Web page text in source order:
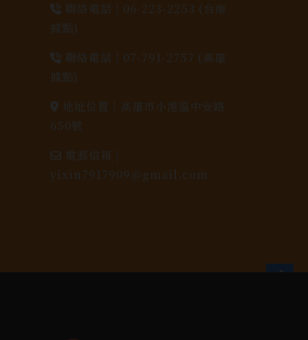
聯絡電話 | 06-223-2253 (台南
據點)
聯絡電話 | 07-791-2757 (高雄
據點)
地址位置 | 高雄市小港區中安路
650號
電郵信箱 |
yixin7917909@gmail.com